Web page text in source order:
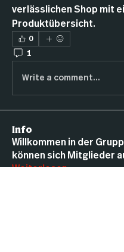
verlässlichen Shop mit
Produktübersicht.
0
1
Write a comment...
Info
Willkommen in der
können sich Mitglieder
Weiterlesen